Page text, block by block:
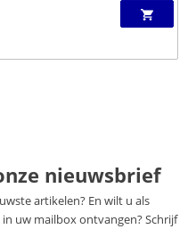
nieuwsbrief
artikelen? En wilt u als
uw mailbox ontvangen? Schrijf